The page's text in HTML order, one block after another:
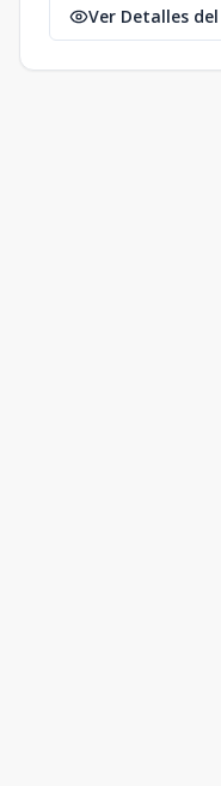
Ver Detalles